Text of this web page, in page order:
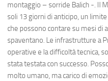
montaggio – sorride Balich -. Il
soli 13 giorni di anticipo, un
che possono contare su mesi di
spaventano. Le infrastrutture a
operative e la difficoltà tecnica,
stata testata con successo.
molto umano, ma carico di